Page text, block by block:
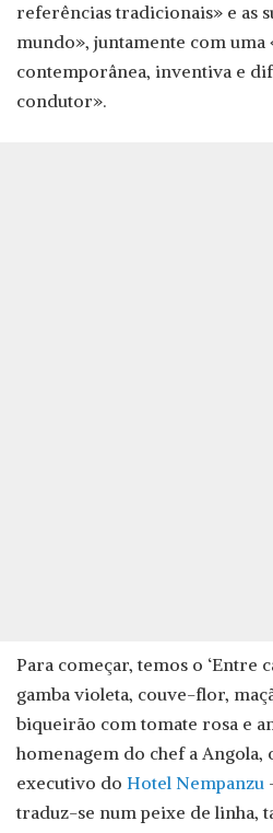
referências tradicionais» e as
mundo», juntamente com uma
contemporânea, inventiva e
condutor».
Para começar, temos o ‘Entre
gamba violeta, couve-flor,
biqueirão com tomate rosa e
homenagem do chef a Angola,
executivo do Hotel Nempanzu
traduz-se num peixe de linha,